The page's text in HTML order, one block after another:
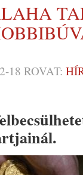
18 ROVAT: